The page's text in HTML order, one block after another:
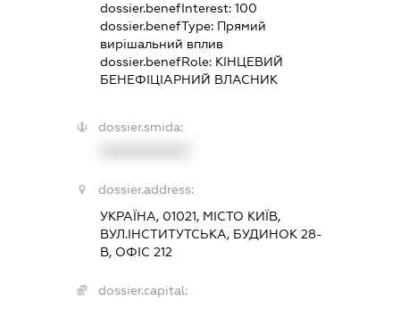
dossier.benefInterest: 100
dossier.benefType: Прямий
вирішальний вплив
dossier.benefRole: КІНЦЕВИЙ
БЕНЕФІЦІАРНИЙ ВЛАСНИК
dossier.smida:
dossier.address:
УКРАЇНА, 01021, МІСТО КИЇВ,
ВУЛ.ІНСТИТУТСЬКА, БУДИНОК 28-
В, ОФІС 212
dossier.capital: